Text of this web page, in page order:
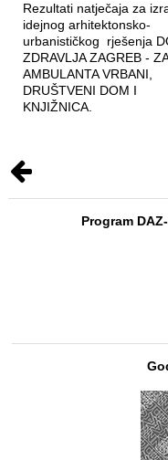
Rezultati natječaja za
idejnog arhitektonsko-
urbanističkog rješenja
ZDRAVLJA ZAGREB -
AMBULANTA VRBANI,
DRUŠTVENI DOM I
KNJIŽNICA.
Program